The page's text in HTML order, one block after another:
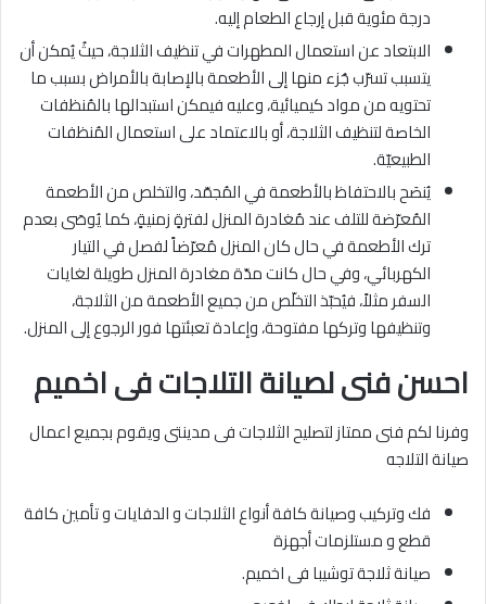
درجة مئوية قبل إرجاع الطعام إليه.
الابتعاد عن استعمال المطهرات في تنظيف الثلاجة، حيثُ يُمكن أن
يتسبب تسرّب جُزء منها إلى الأطعمة بالإصابة بالأمراض بسبب ما
تحتويه من مواد كيميائية، وعليه فيمكن استبدالها بالمُنظفات
الخاصة لتنظيف الثلاجة، أو بالاعتماد على استعمال المُنظفات
الطبيعيّة.
يُنصَح بالاحتفاظ بالأطعمة في المُجمّد، والتخلص من الأطعمة
المُعرّضة للتلف عند مُغادرة المنزل لفترةٍ زمنيةٍ، كما يُوصَى بعدم
ترك الأطعمة في حال كان المنزل مُعرّضاً لفصل في التيار
الكهربائي، وفي حال كانت مدّة مغادرة المنزل طويلة لغايات
السفر مثلاً، فيُحبّذ التخلّص من جميع الأطعمة من الثلاجة،
وتنظيفها وتركها مفتوحة، وإعادة تعبئتها فور الرجوع إلى المنزل.
احسن فنى لصيانة التلاجات فى اخميم
وفرنا لكم فنى ممتاز لتصليح الثلاجات فى مدينتى ويقوم بجميع اعمال
صيانة التلاجه
فك وتركيب وصيانة كافة أنواع الثلاجات و الدفايات و تأمين كافة
قطع و مستلزمات أجهزة
صيانة ثلاجة توشيبا فى اخميم.